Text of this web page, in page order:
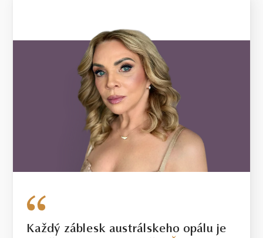
Každý záblesk austrálskeho opálu je